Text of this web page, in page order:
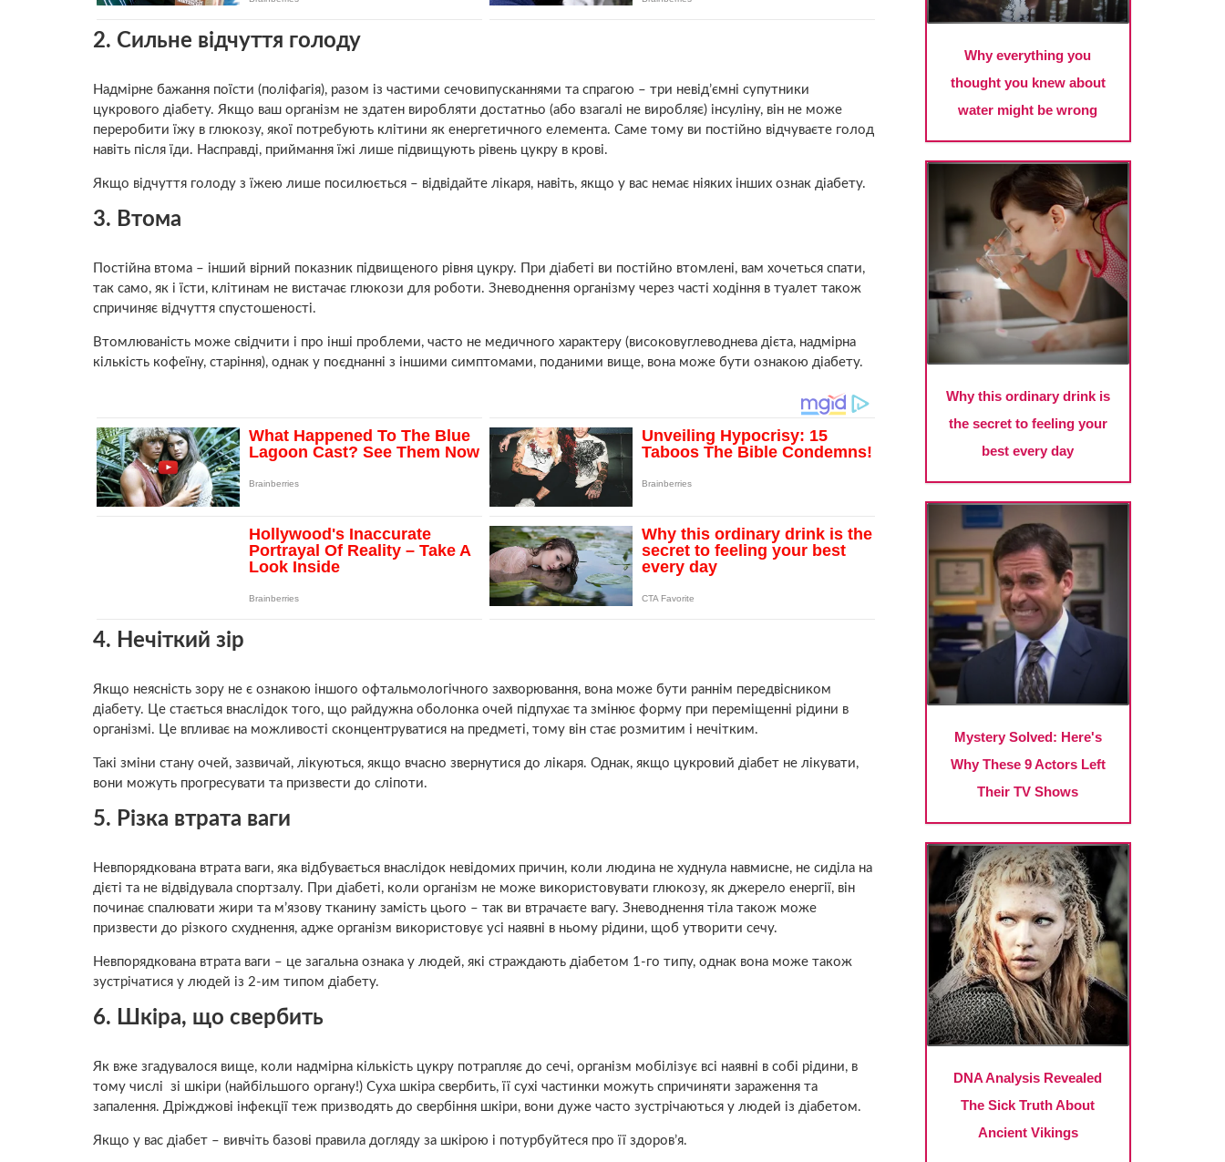
2. Сильне відчуття голоду
Надмірне бажання поїсти (поліфагія), разом із частими сечовипусканнями та спрагою – три невід’ємні супутники
цукрового діабету. Якщо ваш організм не здатен виробляти достатньо (або взагалі не виробляє) інсуліну, він не може
переробити їжу в глюкозу, якої потребують клітини як енергетичного елемента. Саме тому ви постійно відчуваєте голод
навіть після їди. Насправді, приймання їжі лише підвищують рівень цукру в крові.
Якщо відчуття голоду з їжею лише посилюється – відвідайте лікаря, навіть, якщо у вас немає ніяких інших ознак діабету.
3. Втома
Постійна втома – інший вірний показник підвищеного рівня цукру. При діабеті ви постійно втомлені, вам хочеться спати,
так само, як і їсти, клітинам не вистачає глюкози для роботи. Зневоднення організму через часті ходіння в туалет також
спричиняє відчуття спустошеності.
Втомлюваність може свідчити і про інші проблеми, часто не медичного характеру (високовуглеводнева дієта, надмірна
кількість кофеїну, старіння), однак у поєднанні з іншими симптомами, поданими вище, вона може бути ознакою діабету.
4. Нечіткий зір
Якщо неясність зору не є ознакою іншого офтальмологічного захворювання, вона може бути раннім передвісником
діабету. Це стається внаслідок того, що райдужна оболонка очей підпухає та змінює форму при переміщенні рідини в
організмі. Це впливає на можливості сконцентруватися на предметі, тому він стає розмитим і нечітким.
Такі зміни стану очей, зазвичай, лікуються, якщо вчасно звернутися до лікаря. Однак, якщо цукровий діабет не лікувати,
вони можуть прогресувати та призвести до сліпоти.
5. Різка втрата ваги
Невпорядкована втрата ваги, яка відбувається внаслідок невідомих причин, коли людина не худнула навмисне, не сиділа на
дієті та не відвідувала спортзалу. При діабеті, коли організм не може використовувати глюкозу, як джерело енергії, він
починає спалювати жири та м’язову тканину замість цього – так ви втрачаєте вагу. Зневоднення тіла також може
призвести до різкого схуднення, адже організм використовує усі наявні в ньому рідини, щоб утворити сечу.
Невпорядкована втрата ваги – це загальна ознака у людей, які страждають діабетом 1-го типу, однак вона може також
зустрічатися у людей із 2-им типом діабету.
6. Шкіра, що свербить
Як вже згадувалося вище, коли надмірна кількість цукру потрапляє до сечі, організм мобілізує всі наявні в собі рідини, в
тому числі зі шкіри (найбільшого органу!) Суха шкіра свербить, її сухі частинки можуть спричиняти зараження та
запалення. Дріжджові інфекції теж призводять до свербіння шкіри, вони дуже часто зустрічаються у людей із діабетом.
Якщо у вас діабет – вивчіть базові правила догляду за шкірою і потурбуйтеся про її здоров’я.